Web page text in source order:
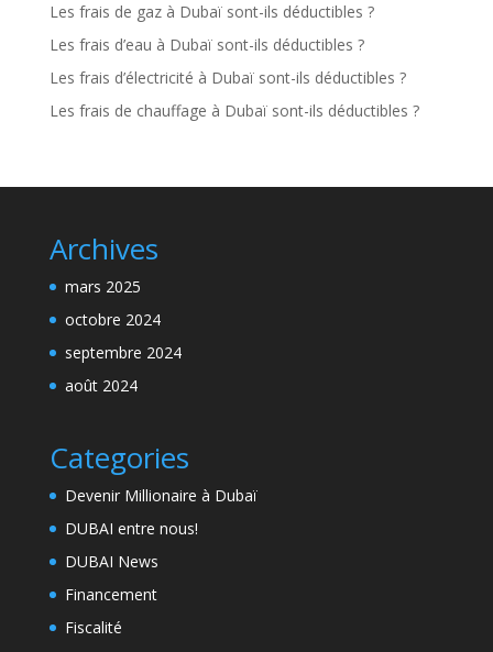
Les frais de gaz à Dubaï sont-ils déductibles ?
Les frais d’eau à Dubaï sont-ils déductibles ?
Les frais d’électricité à Dubaï sont-ils déductibles ?
Les frais de chauffage à Dubaï sont-ils déductibles ?
Archives
mars 2025
octobre 2024
septembre 2024
août 2024
Categories
Devenir Millionaire à Dubaï
DUBAI entre nous!
DUBAI News
Financement
Fiscalité